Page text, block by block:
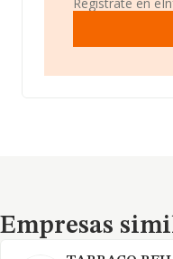
Empresas similares
Empresas